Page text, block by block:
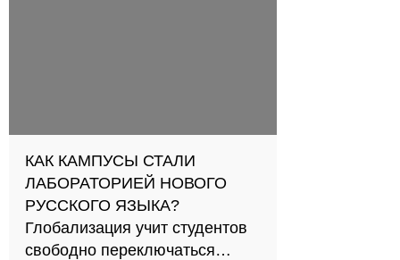
КАК КАМПУСЫ СТАЛИ
ЛАБОРАТОРИЕЙ НОВОГО
РУССКОГО ЯЗЫКА?
Глобализация учит студентов
свободно переключаться